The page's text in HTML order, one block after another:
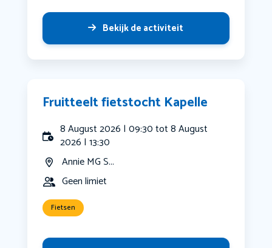
Bekijk de activiteit
Fruitteelt fietstocht Kapelle
8 August 2026 | 09:30 tot 8 August
2026 | 13:30
Annie MG S...
Geen limiet
Fietsen